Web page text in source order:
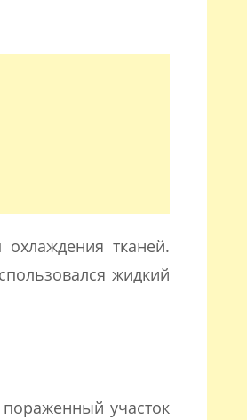
тканей.
жидкий
участок